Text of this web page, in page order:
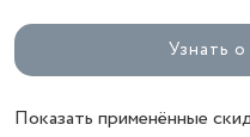
Узнать
Показать применённые